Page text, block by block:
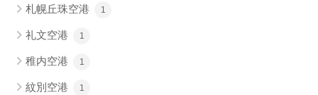
札幌丘珠空港 1
礼文空港 1
稚内空港 1
紋別空港 1